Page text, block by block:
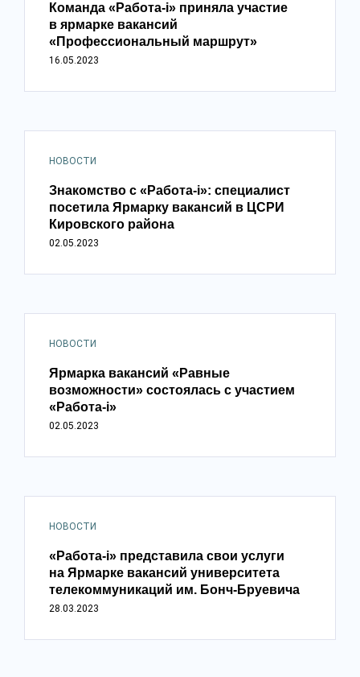
Команда «Работа-i» приняла участие
в ярмарке вакансий
«Профессиональный маршрут»
16.05.2023
НОВОСТИ
Знакомство с «Работа-i»: специалист
посетила Ярмарку вакансий в ЦСРИ
Кировского района
02.05.2023
НОВОСТИ
Ярмарка вакансий «Равные
возможности» состоялась с участием
«Работа-i»
02.05.2023
НОВОСТИ
«Работа-i» представила свои услуги
на Ярмарке вакансий университета
телекоммуникаций им. Бонч-Бруевича
28.03.2023